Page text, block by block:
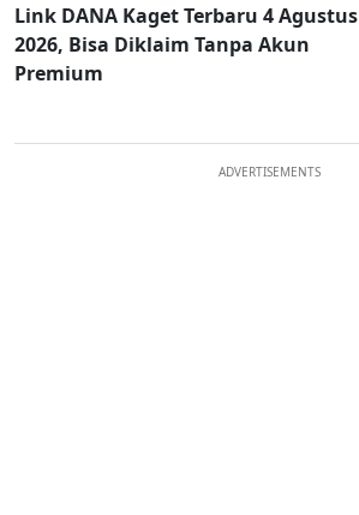
Link DANA Kaget Terbaru 4 Agustus
2026, Bisa Diklaim Tanpa Akun
Premium
ADVERTISEMENTS